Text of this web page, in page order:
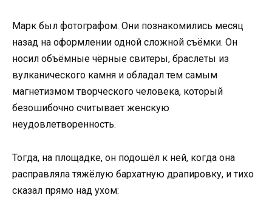
Марк был фотографом. Они познакомились месяц
назад на оформлении одной сложной съёмки. Он
носил объёмные чёрные свитеры, браслеты из
вулканического камня и обладал тем самым
магнетизмом творческого человека, который
безошибочно считывает женскую
неудовлетворенность.
Тогда, на площадке, он подошёл к ней, когда она
расправляла тяжёлую бархатную драпировку, и тихо
сказал прямо над ухом: